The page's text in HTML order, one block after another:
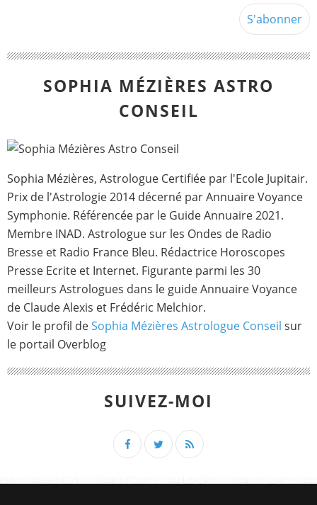
SOPHIA MÉZIÈRES ASTRO
CONSEIL
Sophia Mézières, Astrologue Certifiée par l'Ecole Jupitair.
Prix de l'Astrologie 2014 décerné par Annuaire Voyance
Symphonie. Référencée par le Guide Annuaire 2021.
Membre INAD. Astrologue sur les Ondes de Radio
Bresse et Radio France Bleu. Rédactrice Horoscopes
Presse Ecrite et Internet. Figurante parmi les 30
meilleurs Astrologues dans le guide Annuaire Voyance
de Claude Alexis et Frédéric Melchior.
Voir le profil deSophia Mézières Astrologue Conseil sur
le portail Overblog
SUIVEZ-MOI